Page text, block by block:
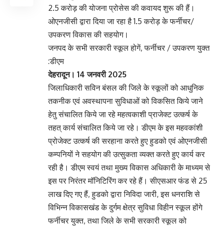
2.5 करोड़ की योजना प्रोसेस की कवायद शुरू की हैं।
ओएनजीसी द्वारा दिया जा रहा है 1.5 करोड़ के फर्नीचर/
उपकरण विकास की सहयोग।
जनपद के सभी सरकारी स्कूल होगें, फर्नीचर / उपकरण युक्त
:डीएम
देहरादून। 14 जनवरी 2025
जिलाधिकारी सविन बंसल की जिले के स्कूलों को आधुनिक
तकनीक एवं अवस्थापना सुविधाओं को विकसित किये जाने
हेतु संचालित किये जा रहे महत्वकाशी प्राजेक्ट उत्कर्ष के
तहत् कार्य संचालित किये जा रहे। डीएम के इस महवकांशी
प्रोजेक्ट उत्कर्ष की सरहाना करते हुए हुडको एवं ओएनजीसी
कम्पनियों ने सहयोग की उत्सुकता व्यक्त करते हुए कार्य कर
रही है। डीएम स्वयं तथा मुख्य विकास अधिकारी के माध्यम से
इस पर निरंतर मॉनिटिरिंग कर रहे हैं। सीएसआर फंड से 25
लाख दिए गए हैं, हुडको द्वारा निविदा जारी, इस धनराशि से
विभिन्न विकासखंड के दुर्गम क्षेत्र सुविधा विहीन स्कूल होंगे
फर्नीचर युक्त, तथा जिले के सभी सरकारी स्कूल को